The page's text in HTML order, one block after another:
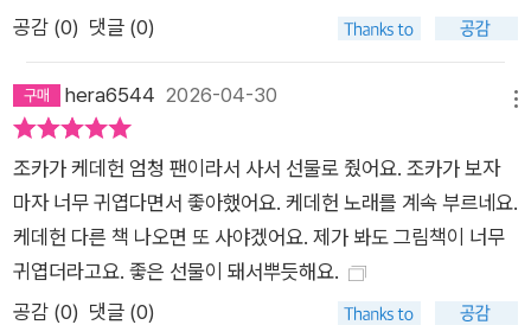
공감 (0) 댓글 (0)
hera6544 2026-04-30
조카가 케데헌 엄청 팬이라서 사서 선물로 줬어요. 조카가 보자
마자 너무 귀엽다면서 좋아했어요. 케데헌 노래를 계속 부르네요.
케데헌 다른 책 나오면 또 사야겠어요. 제가 봐도 그림책이 너무
귀엽더라고요. 좋은 선물이 돼서뿌듯해요.
공감 (0) 댓글 (0)